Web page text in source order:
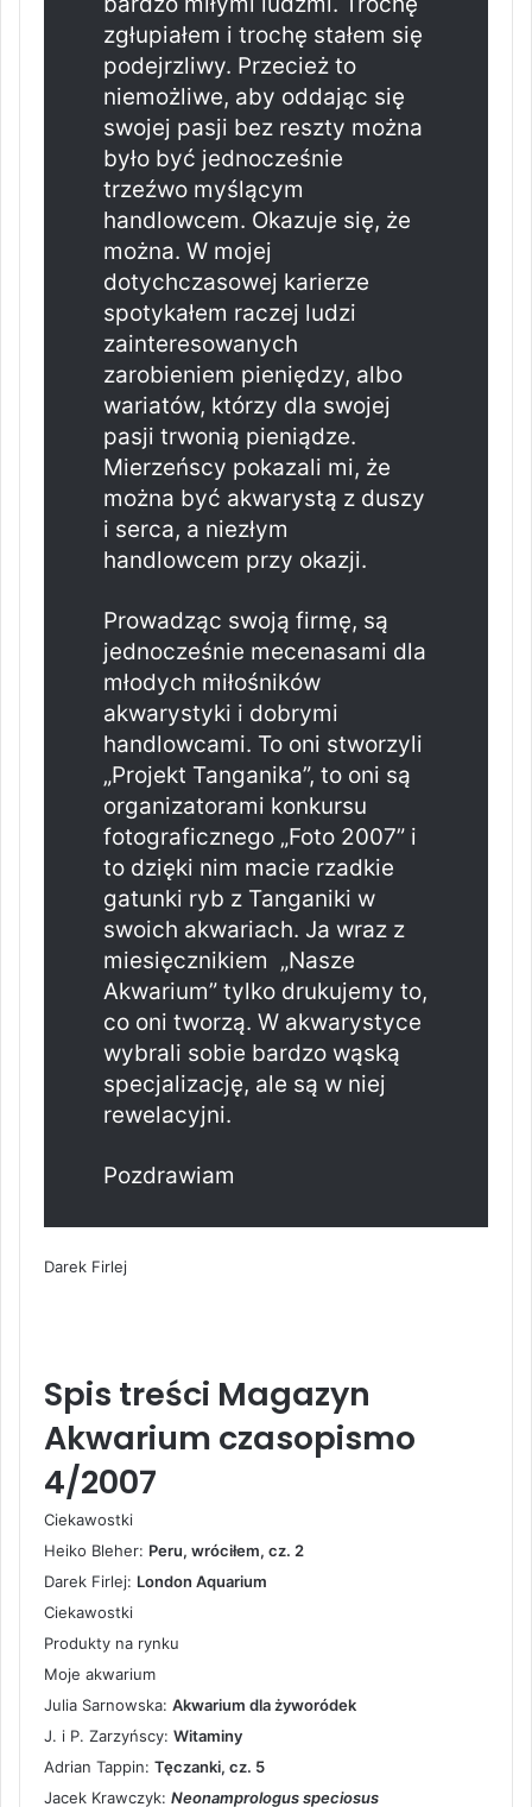
zgłupiałem i trochę stałem się
podejrzliwy. Przecież to
niemożliwe, aby oddając się
swojej pasji bez reszty można
było być jednocześnie
trzeźwo myślącym
handlowcem. Okazuje się, że
można. W mojej
dotychczasowej karierze
spotykałem raczej ludzi
zainteresowanych
zarobieniem pieniędzy, albo
wariatów, którzy dla swojej
pasji trwonią pieniądze.
Mierzeńscy pokazali mi, że
można być akwarystą z duszy
i serca, a niezłym
handlowcem przy okazji.
Prowadząc swoją firmę, są
jednocześnie mecenasami dla
młodych miłośników
akwarystyki i dobrymi
handlowcami. To oni stworzyli
„Projekt Tanganika”, to oni są
organizatorami konkursu
fotograficznego „Foto 2007” i
to dzięki nim macie rzadkie
gatunki ryb z Tanganiki w
swoich akwariach. Ja wraz z
miesięcznikiem „Nasze
Akwarium” tylko drukujemy to,
co oni tworzą. W akwarystyce
wybrali sobie bardzo wąską
specjalizację, ale są w niej
rewelacyjni.
Pozdrawiam
Darek Firlej
Spis treści Magazyn
Akwarium czasopismo
4/2007
Ciekawostki
Heiko Bleher: Peru, wróciłem, cz. 2
Darek Firlej: London Aquarium
Ciekawostki
Produkty na rynku
Moje akwarium
Julia Sarnowska: Akwarium dla żyworódek
J. i P. Zarzyńscy: Witaminy
Adrian Tappin: Tęczanki, cz. 5
Jacek Krawczyk: Neonamprologus speciosus